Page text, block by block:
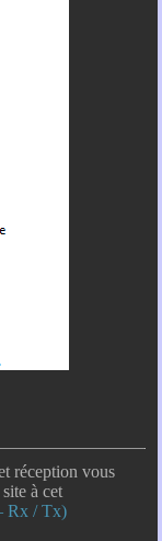
réception vous
à cet
Rx / Tx)